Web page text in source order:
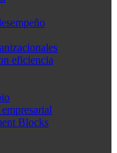
eficiencia
Blocks